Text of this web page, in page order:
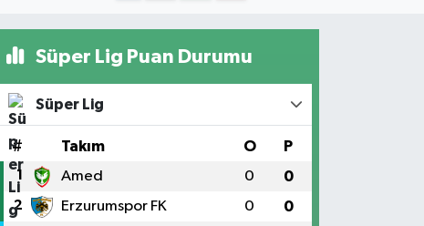
Süper Lig Puan Durumu
Süper Lig
# Takım O P
1 Amed 0 0
2 Erzurumspor FK 0 0